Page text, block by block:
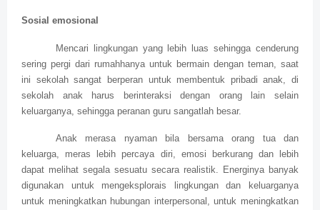
Sosial emosional
Mencari lingkungan yang lebih luas sehingga cenderung
sering pergi dari rumahhanya untuk bermain dengan teman, saat
ini sekolah sangat berperan untuk membentuk pribadi anak, di
sekolah anak harus berinteraksi dengan orang lain selain
keluarganya, sehingga peranan guru sangatlah besar.
Anak merasa nyaman bila bersama orang tua dan
keluarga, meras lebih percaya diri, emosi berkurang dan lebih
dapat melihat segala sesuatu secara realistik. Energinya banyak
digunakan untuk mengeksplorais lingkungan dan keluarganya
untuk meningkatkan hubungan interpersonal, untuk meningkatkan